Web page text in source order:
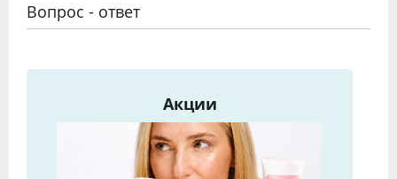
Вопрос - ответ
Акции